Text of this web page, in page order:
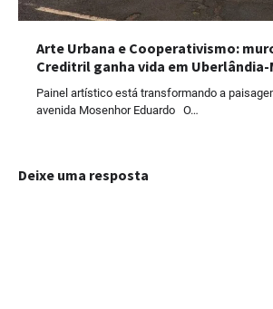
Arte Urbana e Cooperativismo:
Creditril ganha vida em Uberlândia-
Painel artístico está transformando a
avenida Mosenhor Eduardo O…
Deixe uma resposta